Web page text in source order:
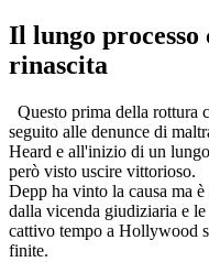
Il lungo
rinascita
Questo prima della rottura
seguito alle denunce di
Heard e all'inizio di un
però visto uscire vittorioso.
Depp ha vinto la causa ma
dalla vicenda giudiziaria e
cattivo tempo a Hollywood
finite.